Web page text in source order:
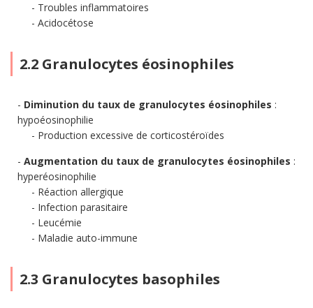
Troubles inflammatoires
Acidocétose
2.2 Granulocytes éosinophiles
Diminution du taux de granulocytes éosinophiles :
hypoéosinophilie
Production excessive de corticostéroïdes
Augmentation du taux de granulocytes éosinophiles :
hyperéosinophilie
Réaction allergique
Infection parasitaire
Leucémie
Maladie auto-immune
2.3 Granulocytes basophiles